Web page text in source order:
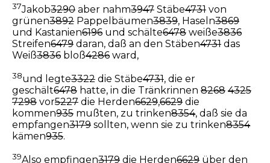
37Jakob3290 aber nahm3947 Stäbe4731 von
grünen3892 Pappelbäumen3839, Haseln3869
und Kastanien6196 und schälte6478 weiße3836
Streifen6479 daran, daß an den Stäben4731 das
Weiß3836 bloß4286 ward,
38und legte3322 die Stäbe4731, die er
geschält6478 hatte, in die Tränkrinnen 8268 4325
7298 vor5227 die Herden6629,6629 die
kommen935 mußten, zu trinken8354, daß sie da
empfangen3179 sollten, wenn sie zu trinken8354
kämen935.
39Also empfingen3179 die Herden6629 über den